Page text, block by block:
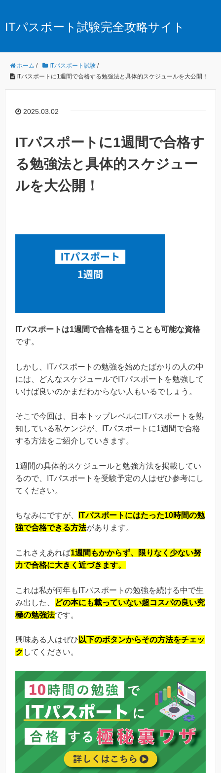
ITパスポート試験完全攻略サイト
ホーム / ITパスポート試験 /
ITパスポートに1週間で合格する勉強法と具体的スケジュールを大公開！
2025.03.02
ITパスポートに1週間で合格す
る勉強法と具体的スケジュー
ルを大公開！
ITパスポートは1週間で合格を狙うことも可能な資格
です。
しかし、ITパスポートの勉強を始めたばかりの人の中
には、どんなスケジュールでITパスポートを勉強して
いけば良いのかまだわからない人もいるでしょう。
そこで今回は、日本トップレベルにITパスポートを熟
知している私ケンジが、ITパスポートに1週間で合格
する方法をご紹介していきます。
1週間の具体的スケジュールと勉強方法を掲載してい
るので、ITパスポートを受験予定の人はぜひ参考にし
てください。
ちなみにですが、
ITパスポートにはたった10時間の勉
強で合格できる方法があります。
これさえあれば1週間もかからず、限りなく少ない努
力で合格に大きく近づきます。
これは私が何年もITパスポートの勉強を続ける中で生
み出した、
どの本にも載っていない超コスパの良い究
極の勉強法です。
興味ある人はぜひ 以下のボタンからその方法をチェッ
ク してください。